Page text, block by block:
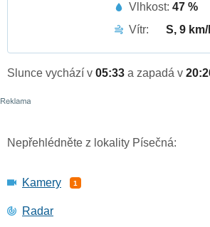
Vlhkost: 47 %
Vítr:
S, 9 km/
Slunce vychází v 05:33 a zapadá v
Nepřehlédněte z lokality Písečná:
Kamery 1
Radar